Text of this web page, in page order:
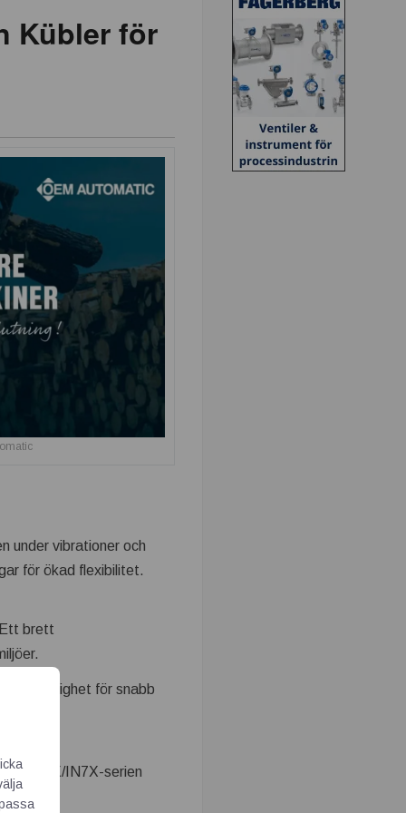
Kübler för
under vibrationer och
för ökad flexibilitet.
brett
för snabb
IN6X/IN7X-serien